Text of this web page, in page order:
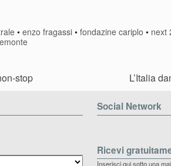
•enzo fragassi •fondazine cariplo • next
stop L’Italia
Social Network
Ricevi
Inserisci qui sotto una